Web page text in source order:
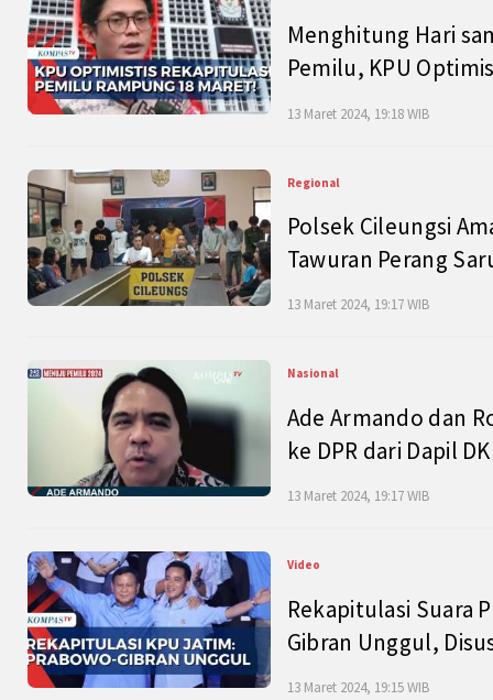
Menghitung Hari
Pemilu, KPU
13 Maret 2024, 19:18 WIB
Regional
Polsek Cileungsi
Tawuran Perang
13 Maret 2024, 19:17 WIB
Nasional
Ade Armando dan
ke DPR dari Dapil
13 Maret 2024, 19:17 WIB
Video
Rekapitulasi Suara
Gibran Unggul,
13 Maret 2024, 19:15 WIB